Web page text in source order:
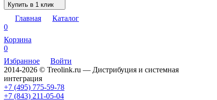
Купить в 1 клик
Главная
Каталог
0
Корзина
0
Избранное
Войти
2014-2026 © Treolink.ru — Дистрибуция и системная
интеграция
+7 (495) 775-59-78
+7 (843) 211-05-04